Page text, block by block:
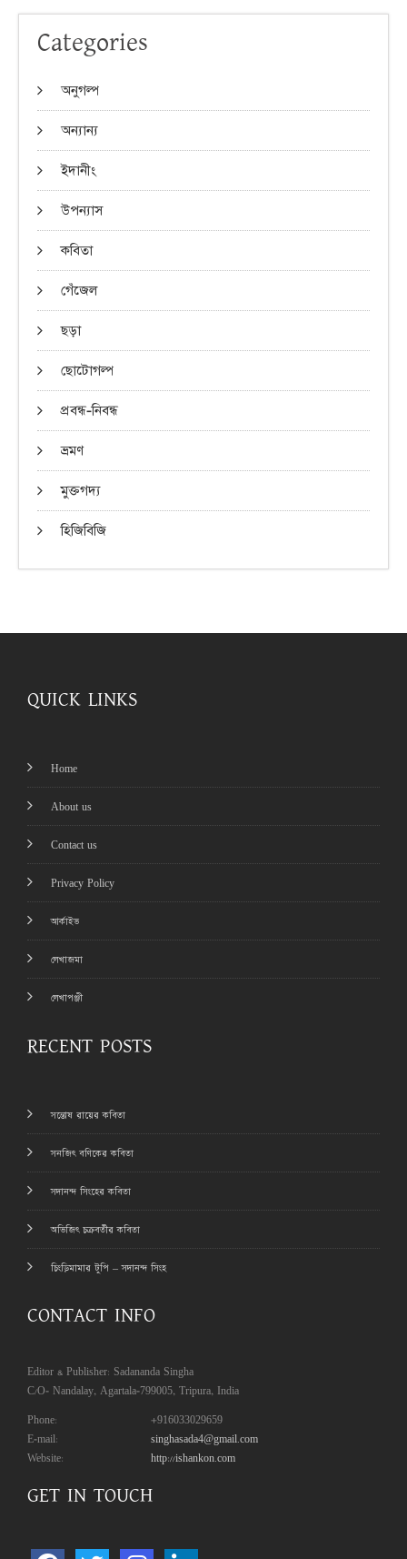
Categories
অনুগল্প
অন্যান্য
ইদানীং
উপন্যাস
কবিতা
গেঁজেল
ছড়া
ছোটোগল্প
প্রবন্ধ-নিবন্ধ
ভ্রমণ
মুক্তগদ্য
হিজিবিজি
QUICK LINKS
Home
About us
Contact us
Privacy Policy
আর্কাইভ
লেখাজমা
লেখাপঞ্জী
RECENT POSTS
সন্তোষ রায়ের কবিতা
সনজিৎ বণিকের কবিতা
সদানন্দ সিংহের কবিতা
অভিজিৎ চক্রবর্তীর কবিতা
চিংড়িমামার টুপি – সদানন্দ সিংহ
CONTACT INFO
Editor & Publisher: Sadananda Singha
C/O- Nandalay, Agartala-799005, Tripura, India
Phone:
+916033029659
E-mail:
singhasada4@gmail.com
Website:
http://ishankon.com
GET IN TOUCH